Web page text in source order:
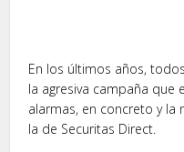
En los últimos años,
la agresiva campaña que
alarmas, en concreto y la
la de Securitas Direct.